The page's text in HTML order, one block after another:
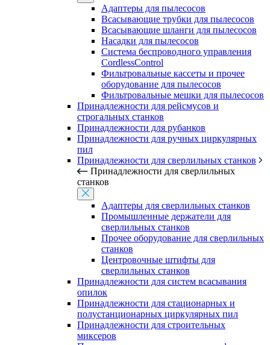
Адаптеры для пылесосов
Всасывающие трубки для пылесосов
Всасывающие шланги для пылесосов
Насадки для пылесосов
Система беспроводного управления
CordlessControl
Фильтровальные кассеты и прочее
оборудование для пылесосов
Фильтровальные мешки для пылесосов
Принадлежности для рейсмусов и
строгальных станков
Принадлежности для рубанков
Принадлежности для ручных циркулярных
пил
Принадлежности для сверлильных станков
Принадлежности для сверлильных
станков
Адаптеры для сверлильных станков
Промышленные держатели для
сверлильных станков
Прочее оборудование для сверлильных
станков
Центровочные штифты для
сверлильных станков
Принадлежности для систем всасывания
опилок
Принадлежности для стационарных и
полустанционарных циркулярных пил
Принадлежности для строительных
миксеров